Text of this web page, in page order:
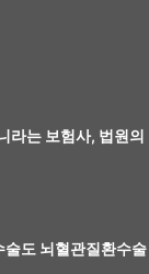
라는 보험사, 법원의
술도 뇌혈관질환수술